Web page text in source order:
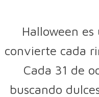
Halloween
convierte cada
Cada 31 de
buscando